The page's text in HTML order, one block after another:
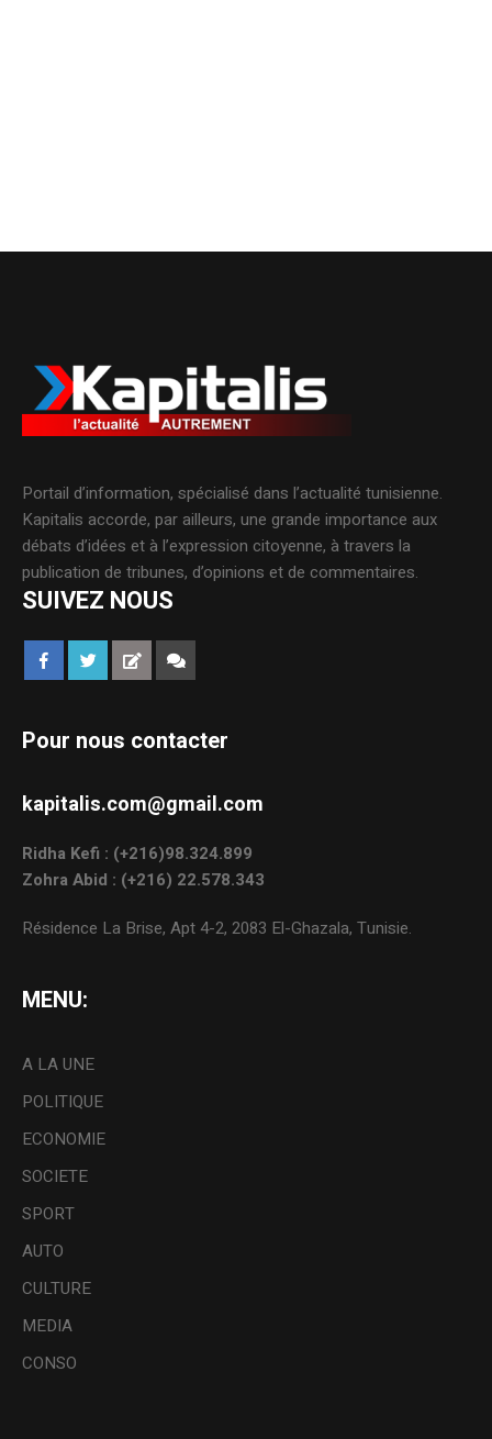
Portail d’information, spécialisé dans l’actualité tunisienne.
Kapitalis accorde, par ailleurs, une grande importance aux
débats d’idées et à l’expression citoyenne, à travers la
publication de tribunes, d’opinions et de commentaires.
SUIVEZ NOUS
Pour nous contacter
kapitalis.com@gmail.com
Ridha Kefi : (+216)98.324.899
Zohra Abid : (+216) 22.578.343
Résidence La Brise, Apt 4-2, 2083 El-Ghazala, Tunisie.
MENU:
A LA UNE
POLITIQUE
ECONOMIE
SOCIETE
SPORT
AUTO
CULTURE
MEDIA
CONSO